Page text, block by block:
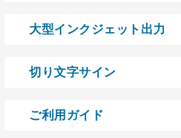
大型インクジェット出力
切り文字サイン
ご利用ガイド